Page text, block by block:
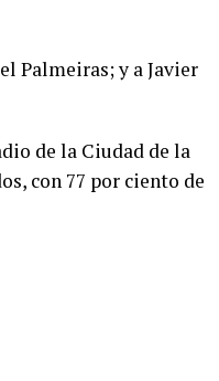
Palmeiras; y a Javier
de la Ciudad de la
con 77 por ciento de